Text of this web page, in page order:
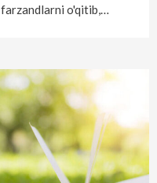
farzandlarni o'qitib,…